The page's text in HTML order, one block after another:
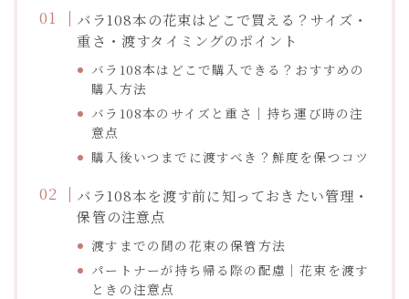
バラ108本の花束はどこで買える？サイズ・
重さ・渡すタイミングのポイント
バラ108本はどこで購入できる？おすすめの
購入方法
バラ108本のサイズと重さ｜持ち運び時の注
意点
購入後いつまでに渡すべき？鮮度を保つコツ
バラ108本を渡す前に知っておきたい管理・
保管の注意点
渡すまでの間の花束の保管方法
パートナーが持ち帰る際の配慮｜花束を渡す
ときの注意点